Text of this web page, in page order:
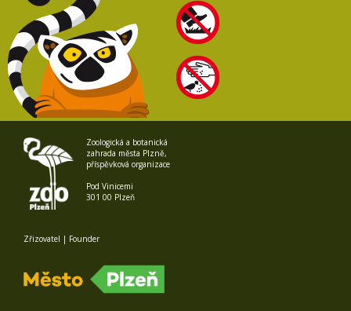
Zoologická a botanická
zahrada města Plzně,
příspěvková organizace
Pod Vinicemi
301 00 Plzeň
Zřizovatel | Founder